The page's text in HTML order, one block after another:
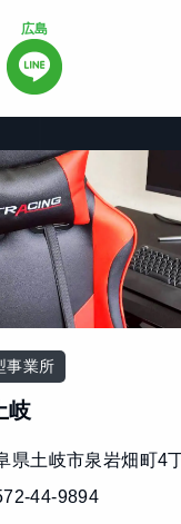
広島
事業所
岐
県⼟岐市泉岩畑町4
44-9894